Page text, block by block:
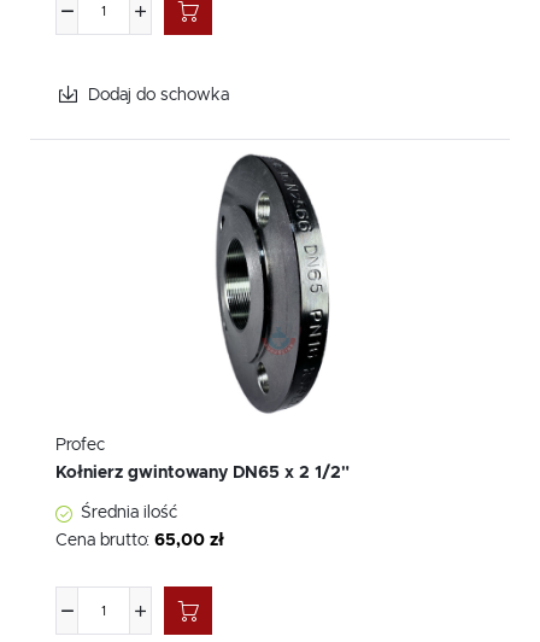
Dodaj do schowka
Profec
Kołnierz gwintowany DN65 x 2 1/2"
Średnia ilość
Cena brutto: 65,00 zł